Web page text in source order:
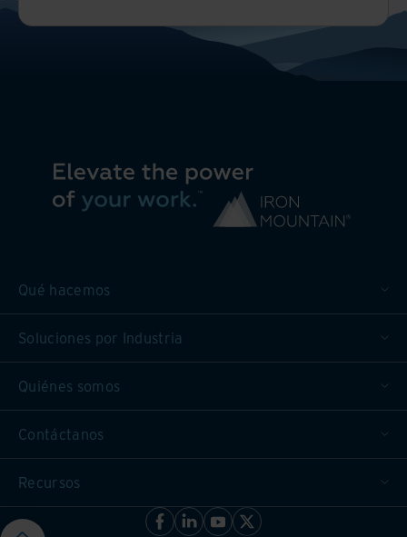
Qué hacemos
Soluciones por Industria
Quiénes somos
Contáctanos
Recursos